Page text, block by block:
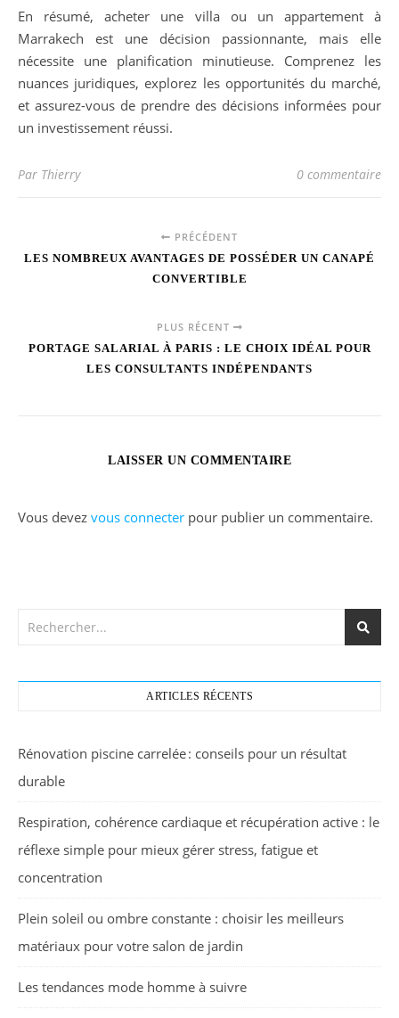
En résumé, acheter une villa ou un appartement à
Marrakech est une décision passionnante, mais elle
nécessite une planification minutieuse. Comprenez les
nuances juridiques, explorez les opportunités du marché,
et assurez-vous de prendre des décisions informées pour
un investissement réussi.
Par Thierry 0 commentaire
PRÉCÉDENT
LES NOMBREUX AVANTAGES DE POSSÉDER UN CANAPÉ
CONVERTIBLE
PLUS RÉCENT
PORTAGE SALARIAL À PARIS : LE CHOIX IDÉAL POUR
LES CONSULTANTS INDÉPENDANTS
LAISSER UN COMMENTAIRE
Vous devez vous connecter pour publier un commentaire.
ARTICLES RÉCENTS
Rénovation piscine carrelée : conseils pour un résultat
durable
Respiration, cohérence cardiaque et récupération active : le
réflexe simple pour mieux gérer stress, fatigue et
concentration
Plein soleil ou ombre constante : choisir les meilleurs
matériaux pour votre salon de jardin
Les tendances mode homme à suivre